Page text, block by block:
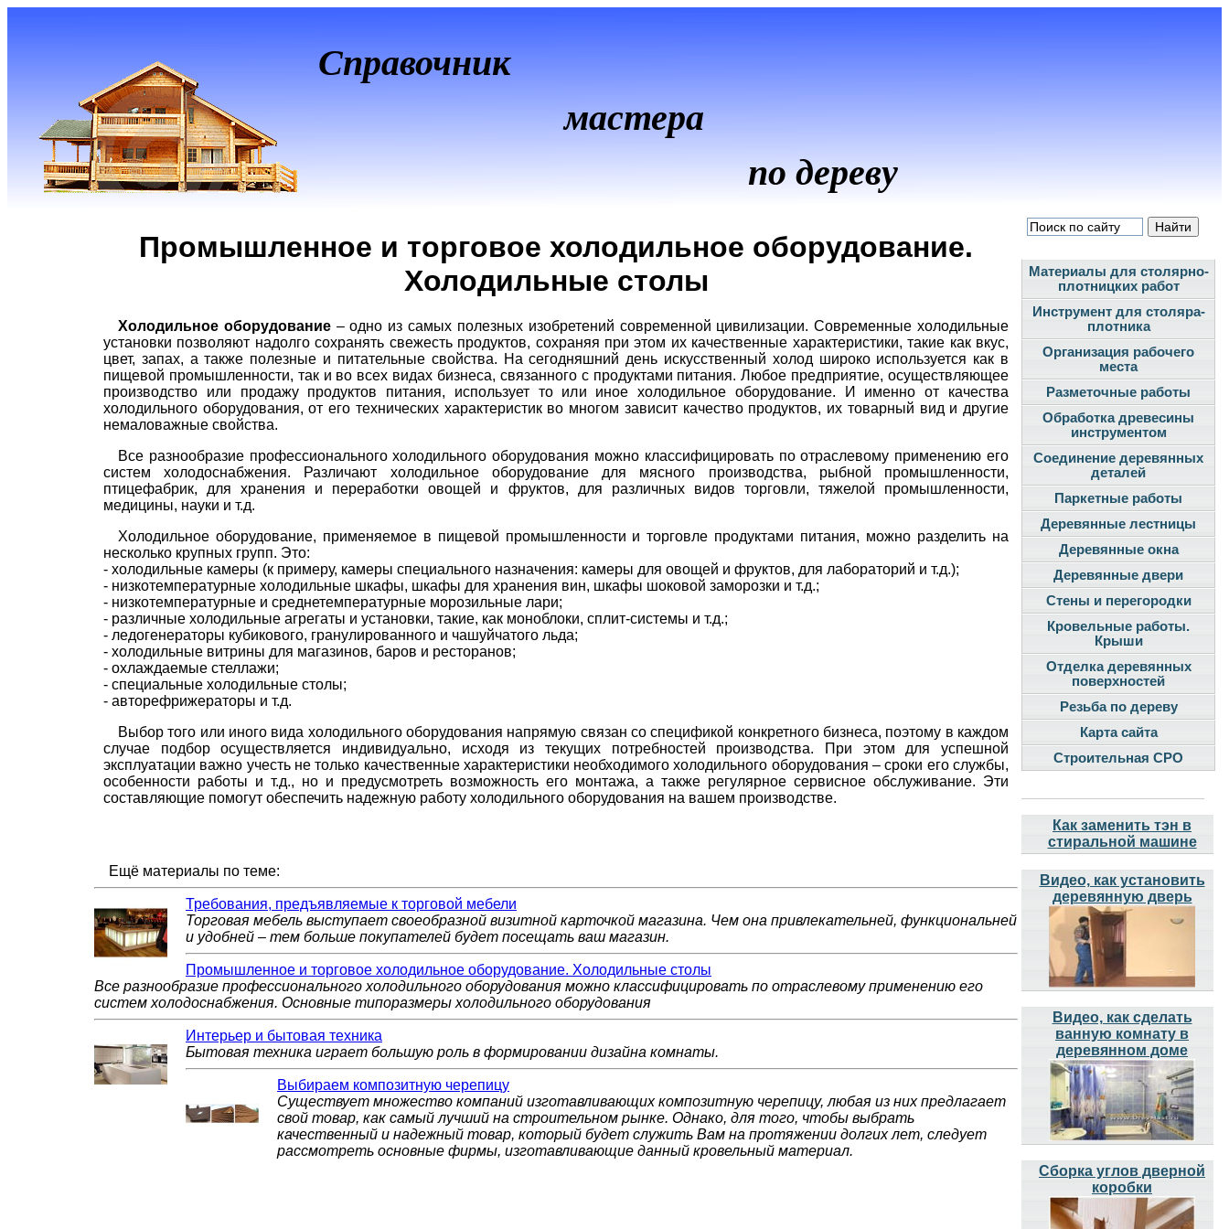
Справочник
мастера
по дереву
Промышленное и торговое холодильное оборудование.
Холодильные столы
Холодильное оборудование– одно из самых полезных изобретений современной цивилизации. Современные холодильные
установки позволяют надолго сохранять свежесть продуктов, сохраняя при этом их качественные характеристики, такие как вкус,
цвет, запах, а также полезные и питательные свойства. На сегодняшний день искусственный холод широко используется как в
пищевой промышленности, так и во всех видах бизнеса, связанного с продуктами питания. Любое предприятие, осуществляющее
производство или продажу продуктов питания, использует то или иное холодильное оборудование. И именно от качества
холодильного оборудования, от его технических характеристик во многом зависит качество продуктов, их товарный вид и другие
немаловажные свойства.
Все разнообразие профессионального холодильного оборудования можно классифицировать по отраслевому применению его
систем холодоснабжения. Различают холодильное оборудование для мясного производства, рыбной промышленности,
птицефабрик, для хранения и переработки овощей и фруктов, для различных видов торговли, тяжелой промышленности,
медицины, науки и т.д.
Холодильное оборудование, применяемое в пищевой промышленности и торговле продуктами питания, можно разделить на
несколько крупных групп. Это:
- холодильные камеры (к примеру, камеры специального назначения: камеры для овощей и фруктов, для лабораторий и т.д.);
- низкотемпературные холодильные шкафы, шкафы для хранения вин, шкафы шоковой заморозки и т.д.;
- низкотемпературные и среднетемпературные морозильные лари;
- различные холодильные агрегаты и установки, такие, как моноблоки, сплит-системы и т.д.;
- ледогенераторы кубикового, гранулированного и чашуйчатого льда;
- холодильные витрины для магазинов, баров и ресторанов;
- охлаждаемые стеллажи;
- специальные холодильные столы;
- авторефрижераторы и т.д.
Выбор того или иного вида холодильного оборудования напрямую связан со спецификой конкретного бизнеса, поэтому в каждом
случае подбор осуществляется индивидуально, исходя из текущих потребностей производства. При этом для успешной
эксплуатации важно учесть не только качественные характеристики необходимого холодильного оборудования – сроки его службы,
особенности работы и т.д., но и предусмотреть возможность его монтажа, а также регулярное сервисное обслуживание. Эти
составляющие помогут обеспечить надежную работу холодильного оборудования на вашем производстве.
Ещё материалы по теме:
Требования, предъявляемые к торговой мебели
Торговая мебель выступает своеобразной визитной карточкой магазина. Чем она привлекательней, функциональней
и удобней – тем больше покупателей будет посещать ваш магазин.
Промышленное и торговое холодильное оборудование. Холодильные столы
Все разнообразие профессионального холодильного оборудования можно классифицировать по отраслевому применению его
систем холодоснабжения. Основные типоразмеры холодильного оборудования
Интерьер и бытовая техника
Бытовая техника играет большую роль в формировании дизайна комнаты.
Выбираем композитную черепицу
Существует множество компаний изготавливающих композитную черепицу, любая из них предлагает
свой товар, как самый лучший на строительном рынке. Однако, для того, чтобы выбрать
качественный и надежный товар, который будет служить Вам на протяжении долгих лет, следует
рассмотреть основные фирмы, изготавливающие данный кровельный материал.
Материалы для столярно-
плотницких работ
Инструмент для столяра-
плотника
Организация рабочего
места
Разметочные работы
Обработка древесины
инструментом
Соединение деревянных
деталей
Паркетные работы
Деревянные лестницы
Деревянные окна
Деревянные двери
Стены и перегородки
Кровельные работы.
Крыши
Отделка деревянных
поверхностей
Резьба по дереву
Карта сайта
Строительная СРО
Как заменить тэн в
стиральной машине
Видео, как установить
деревянную дверь
Видео, как сделать
ванную комнату в
деревянном доме
Сборка углов дверной
коробки